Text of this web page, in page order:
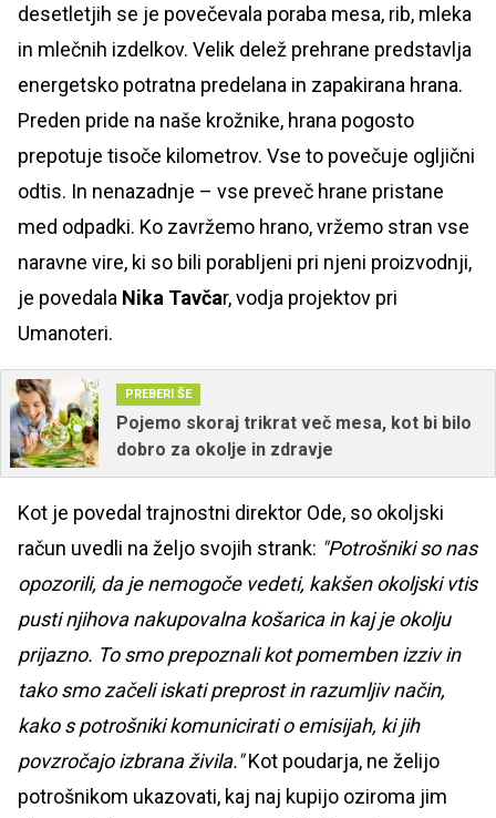
desetletjih se je povečevala poraba mesa, rib, mleka
in mlečnih izdelkov. Velik delež prehrane predstavlja
energetsko potratna predelana in zapakirana hrana.
Preden pride na naše krožnike, hrana pogosto
prepotuje tisoče kilometrov. Vse to povečuje ogljični
odtis. In nenazadnje – vse preveč hrane pristane
med odpadki. Ko zavržemo hrano, vržemo stran vse
naravne vire, ki so bili porabljeni pri njeni proizvodnji,
je povedala Nika Tavčar, vodja projektov pri
Umanoteri.
PREBERI ŠE
Pojemo skoraj trikrat več mesa, kot bi bilo
dobro za okolje in zdravje
Kot je povedal trajnostni direktor Ode, so okoljski
račun uvedli na željo svojih strank: "Potrošniki so nas
opozorili, da je nemogoče vedeti, kakšen okoljski vtis
pusti njihova nakupovalna košarica in kaj je okolju
prijazno. To smo prepoznali kot pomemben izziv in
tako smo začeli iskati preprost in razumljiv način,
kako s potrošniki komunicirati o emisijah, ki jih
povzročajo izbrana živila."Kot poudarja, ne želijo
potrošnikom ukazovati, kaj naj kupijo oziroma jim